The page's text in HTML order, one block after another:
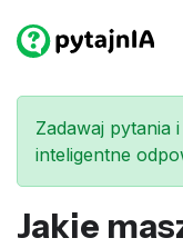
Zadawaj pytania
inteligentne
Jakie